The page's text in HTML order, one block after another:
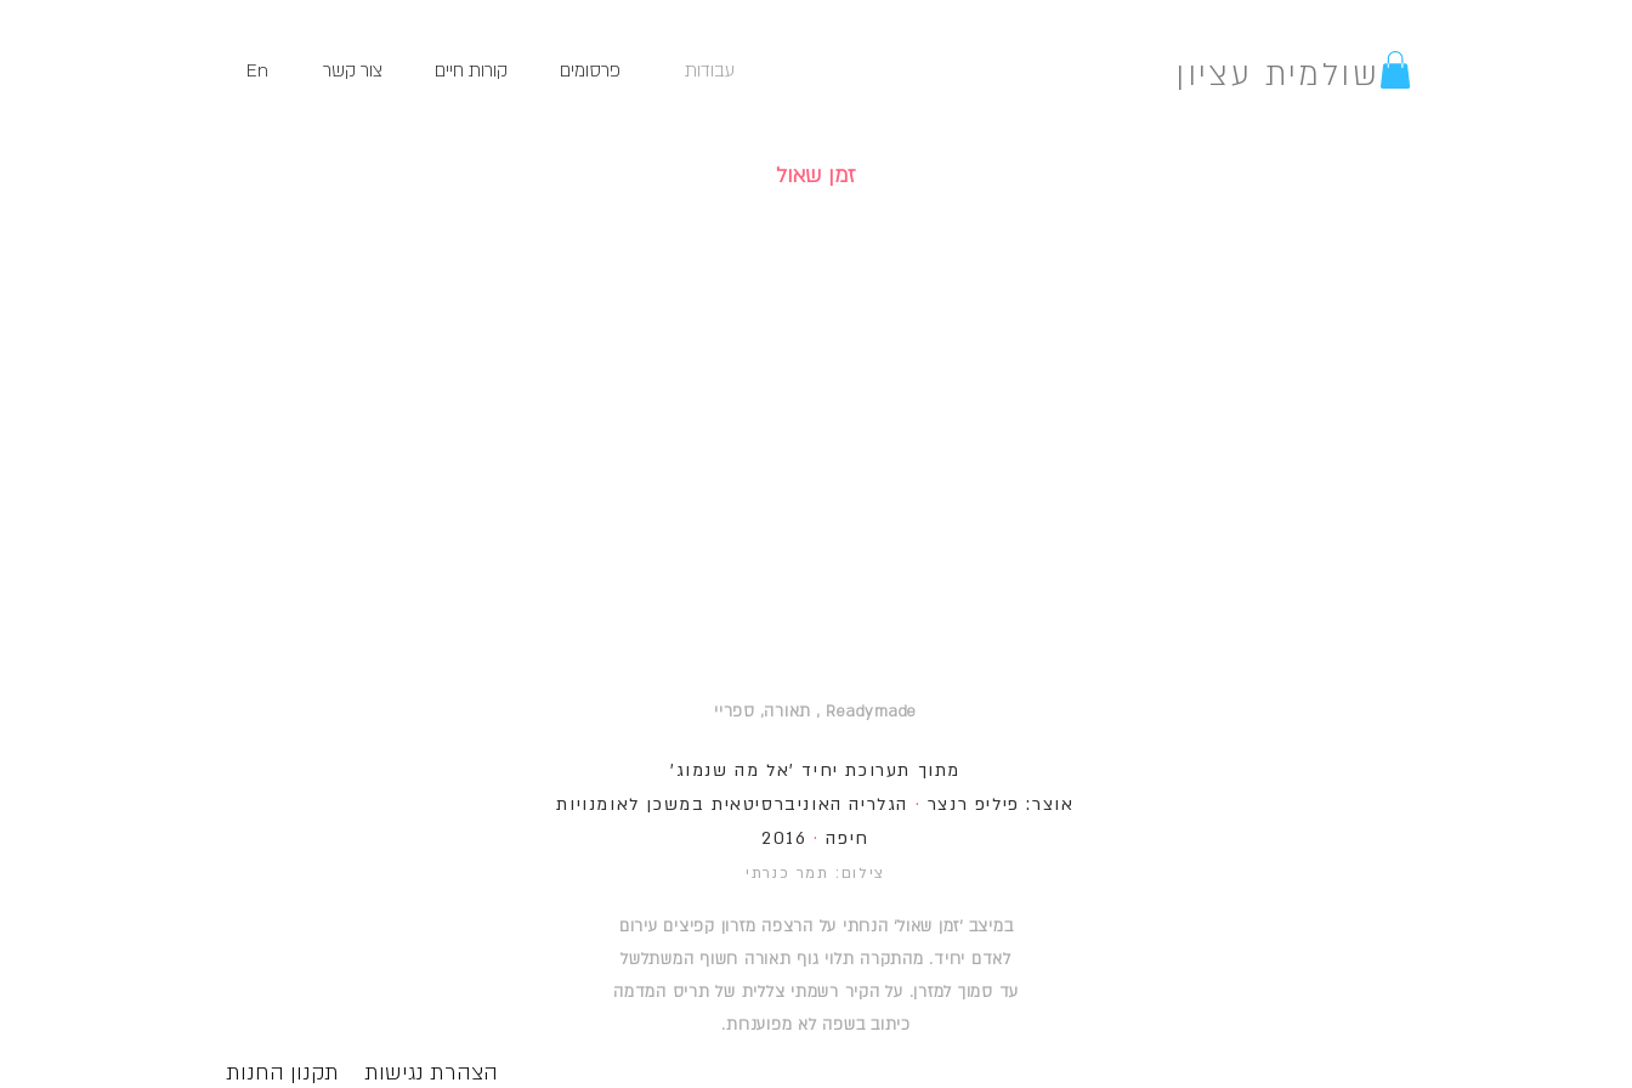
En צור קשר קורות חיים פרסומים עבודות שולמית עציון
זמן שאול
Readymade , תאורה, ספריי
מתוך תערוכת יחיד 'אל מה שנמוג'
אוצר: פיליפ רנצר · הגלריה האוניברסיטאית במשכן לאומנויות
חיפה ·2016
צילום: תמר כנרתי
במיצב 'זמן שאול' הנחתי על הרצפה מזרון קפיצים עירום
לאדם יחיד. מהתקרה תלוי גוף תאורה חשוף המשתלשל
עד סמוך למזרן. על הקיר רשמתי צללית של תריס המדמה
כיתוב בשפה לא מפוענחת.
תקנון החנות הצהרת נגישות